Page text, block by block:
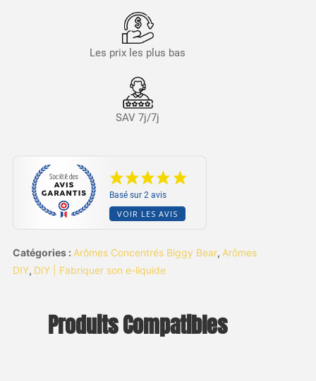
Les prix les plus bas
SAV 7j/7j
Basé sur 2 avis
VOIR LES AVIS
Catégories : Arômes Concentrés Biggy Bear, Arômes
DIY, DIY | Fabriquer son e-liquide
Produits Compatibles